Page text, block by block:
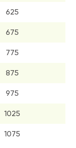
625
675
775
875
975
1025
1075